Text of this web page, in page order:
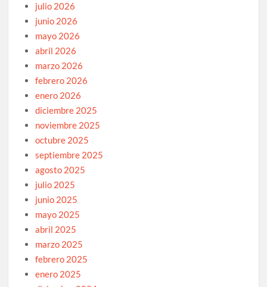
julio 2026
junio 2026
mayo 2026
abril 2026
marzo 2026
febrero 2026
enero 2026
diciembre 2025
noviembre 2025
octubre 2025
septiembre 2025
agosto 2025
julio 2025
junio 2025
mayo 2025
abril 2025
marzo 2025
febrero 2025
enero 2025